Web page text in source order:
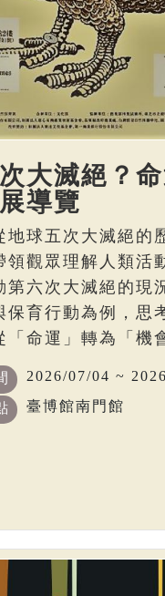
次大滅絕？
導覽
地球五次大滅絕的
領觀眾理解人類活
第六次大滅絕的現
保育行動為例，思
「命運」轉為「機
2026/07/04 ~
臺博館南門館